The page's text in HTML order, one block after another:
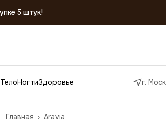
ТелоНогтиЗдоровье г.
Aravia
Главная ›